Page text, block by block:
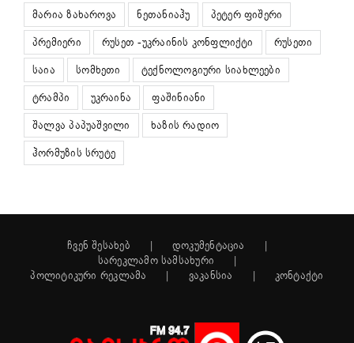
მარია ზახაროვა
ნეთანიაჰუ
პეტერ ფიშერი
პრემიერი
რუსეთ -უკრაინის კონფლიქტი
რუსეთი
საია
სომხეთი
ტექნოლოგიური სიახლეები
ტრამპი
უკრაინა
ფაშინიანი
შალვა პაპუაშვილი
ხაზის რადიო
ჰორმუზის სრუტე
ჩვენ შესახებ
დოკუმენტაცია
სარეკლამო სამსახური
პოლიტიკური რეკლამა
ვაკანსია კონტაქტი